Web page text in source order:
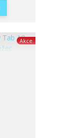
Akce